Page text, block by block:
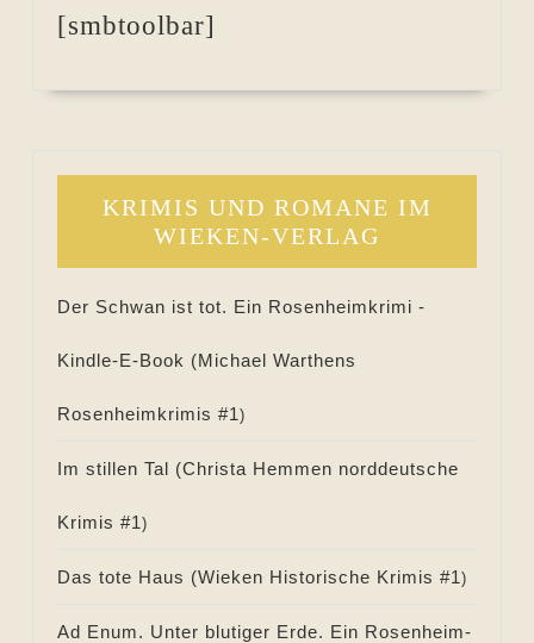
[smbtoolbar]
KRIMIS UND ROMANE IM
WIEKEN-VERLAG
Der Schwan ist tot. Ein Rosenheimkrimi -
Kindle-E-Book (Michael Warthens
Rosenheimkrimis #1)
Im stillen Tal (Christa Hemmen norddeutsche
Krimis #1)
Das tote Haus (Wieken Historische Krimis #1)
Ad Enum. Unter blutiger Erde. Ein Rosenheim-